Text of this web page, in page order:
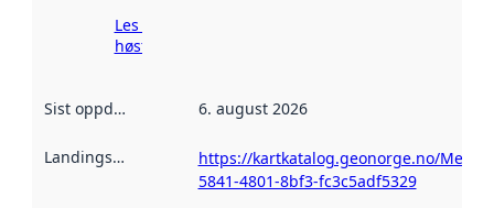
Les mer om
høsting her
Sist oppdatert 6. august 2026
Landingsside
https://kartkatalog.geonorge.no/
5841-4801-8bf3-fc3c5adf5329